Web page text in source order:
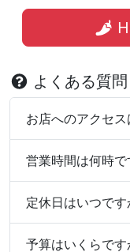
よくある質問
お店へのアクセス
営業時間は何時で
定休日はいつです
予算はいくらです